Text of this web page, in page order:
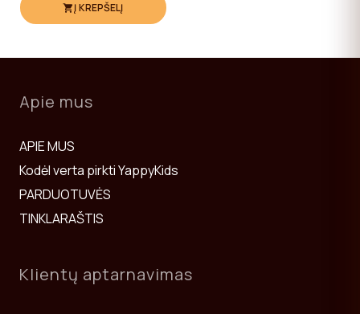
Į KREPŠELĮ
Apie mus
APIE MUS
Kodėl verta pirkti YappyKids
PARDUOTUVĖS
TINKLARAŠTIS
Klientų aptarnavimas